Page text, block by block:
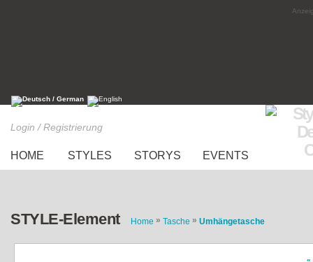
Login / Registrierung
HOME STYLES STORYS EVENTS
STYLE-Element Home » Tasche » Umhängetasche
«